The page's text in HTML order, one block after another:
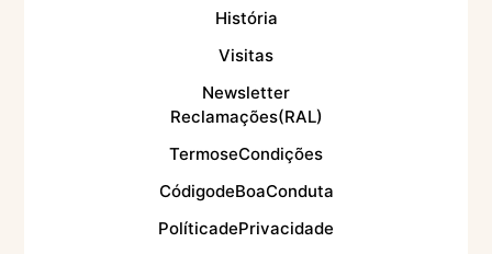
História
Visitas
Newsletter
Reclamações (RAL)
Termos e Condições
Código de Boa Conduta
Política de Privacidade